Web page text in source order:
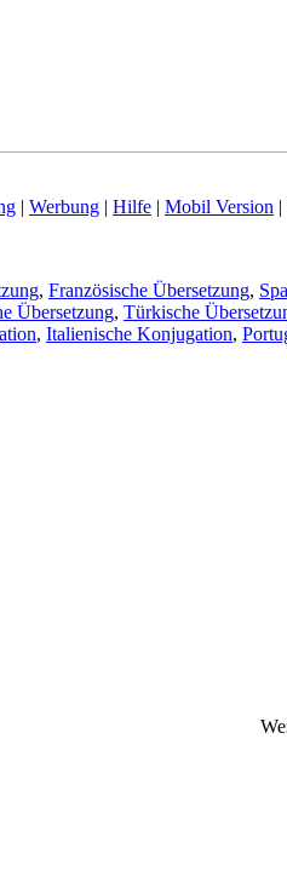
| Werbung | Hilfe | Mobil Version |
, Französische Übersetzung,
Übersetzung, Türkische
, Italienische Konjugation,